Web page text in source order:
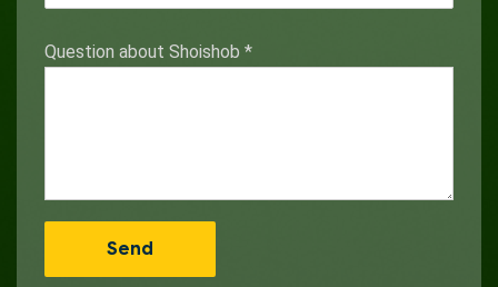
Question about Shoishob *